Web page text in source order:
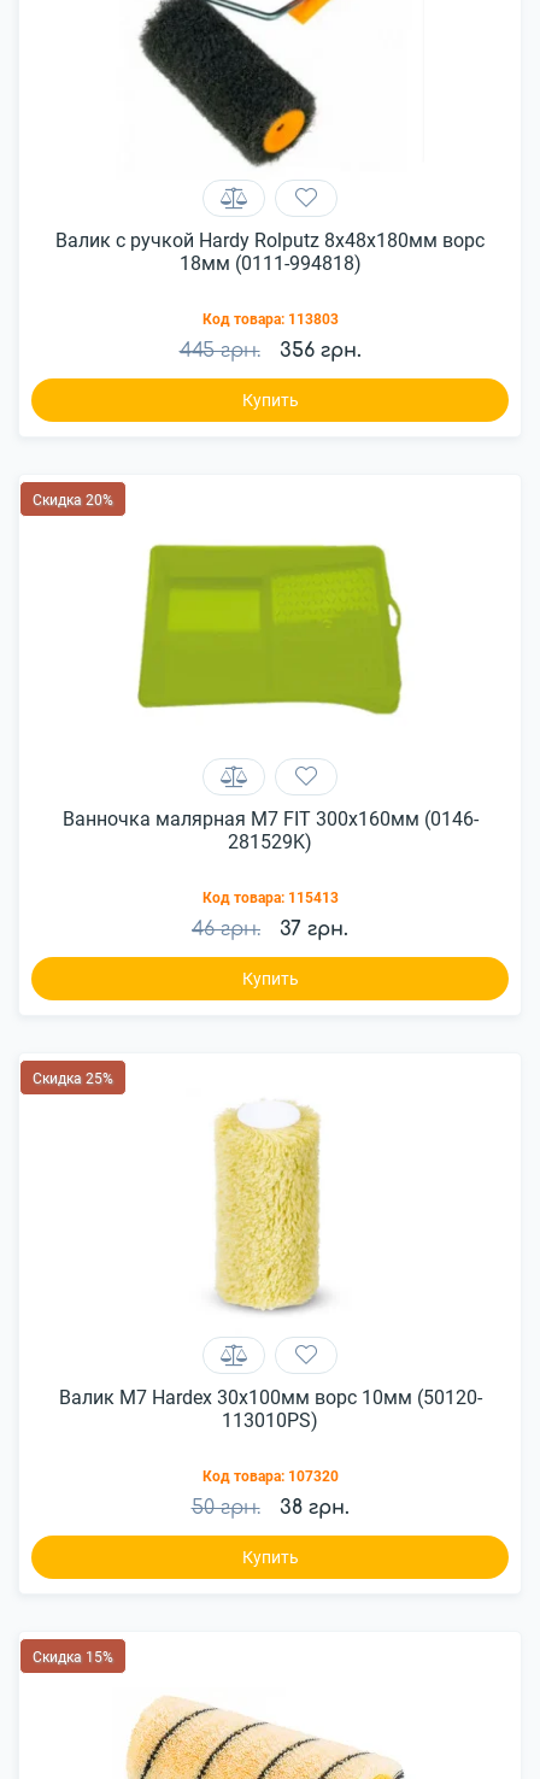
Валик с ручкой Hardy Rolputz 8х48х180мм ворс
18мм (0111-994818)
Код товара: 113803
445 грн. 356 грн.
Купить
Скидка 20%
Ванночка малярная М7 FIT 300х160мм (0146-
281529K)
Код товара: 115413
46 грн. 37 грн.
Купить
Скидка 25%
Валик M7 Hardex 30х100мм ворс 10мм (50120-
113010PS)
Код товара: 107320
50 грн. 38 грн.
Купить
Скидка 15%